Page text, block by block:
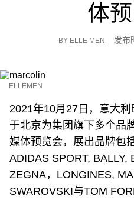
体
BY ELLE MEN 发布
ELLEMEN
2021年10月27日，意大
于北京为集团旗下多个品
媒体预览会，展出品牌包
ADIDAS SPORT, BALLY,
ZEGNA，LONGINES,
SWAROVSKI与TOM